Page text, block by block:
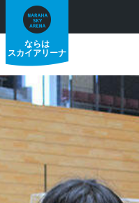
ならは
スカイアリーナ